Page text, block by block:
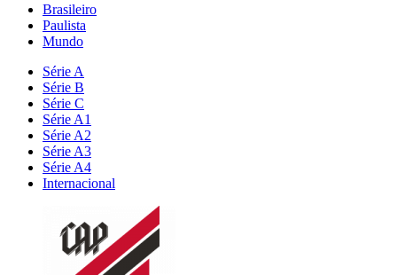
Brasileiro
Paulista
Mundo
Série A
Série B
Série C
Série A1
Série A2
Série A3
Série A4
Internacional